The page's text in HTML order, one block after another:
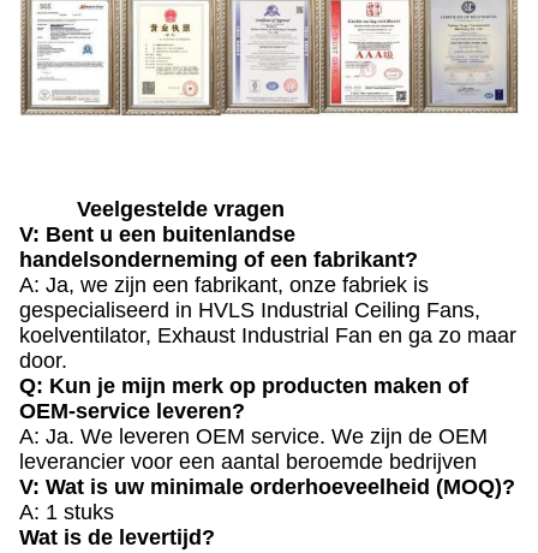
Veelgestelde vragen
V: Bent u een buitenlandse
handelsonderneming of een fabrikant?
A: Ja, we zijn een fabrikant, onze fabriek is
gespecialiseerd in HVLS Industrial Ceiling Fans,
koelventilator, Exhaust Industrial Fan en ga zo maar
door.
Q: Kun je mijn merk op producten maken of
OEM-service leveren?
A: Ja. We leveren OEM service. We zijn de OEM
leverancier voor een aantal beroemde bedrijven
V: Wat is uw minimale orderhoeveelheid (MOQ)?
A: 1 stuks
Wat is de levertijd?